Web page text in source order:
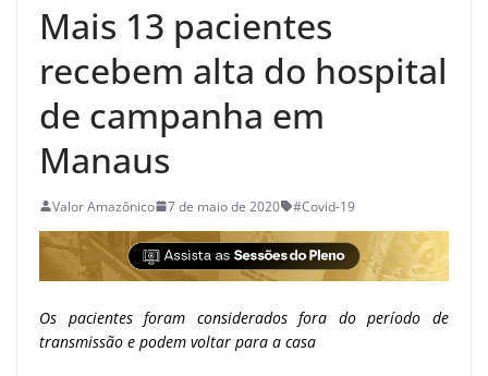
Mais 13 pacientes
recebem alta do hospital
de campanha em
Manaus
Valor Amazônico 7 de maio de 2020 #Covid-19
Os pacientes foram considerados fora do período de
transmissão e podem voltar para a casa